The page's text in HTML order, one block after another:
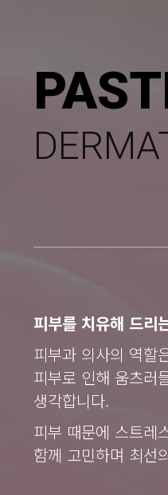
피부를 치유해 드리
피부과 의사의 역할
피부로 인해 움츠러
생각합니다.
피부 때문에 스트레
함께 고민하며 최선